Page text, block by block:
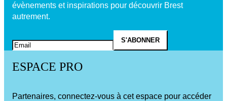
évènements et inspirations pour découvrir Brest
autrement.
ESPACE PRO
Partenaires, connectez-vous à cet espace pour accéder